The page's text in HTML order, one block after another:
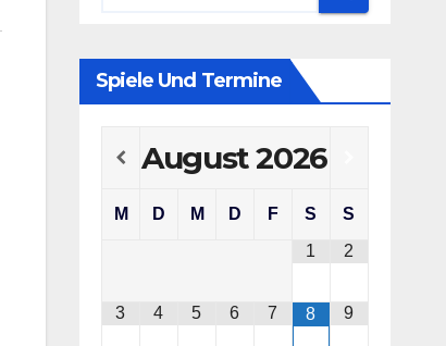
Spiele Und Termine
August2026
M D M D F S
S
1
2
3 4 5 6 7 8 9